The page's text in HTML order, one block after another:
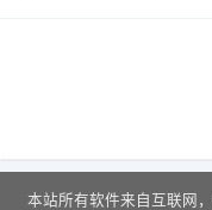
本站所有软件来自互联网